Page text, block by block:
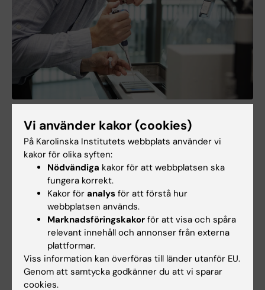
Martin Stenmark
Matin Moche är expert på att kristallisera
proteiner, vilket kan användas för att räkna ut
deras form. Det är ett tålamodsprövande
hantverk för det kan ta upp till två månader
innan en kristall faller ut i någon av de små
mikrobrunnar där en droppe proteinlösning
placeras tillsammans med olika
lösningsmedel.
Genom att använda röntgenstrålning och
Vi använder kakor (cookies)
På Karolinska Institutets webbplats använder vi
kakor för olika syften:
Nödvändiga kakor för att webbplatsen ska
fungera korrekt.
Kakor för analys för att förstå hur
webbplatsen används.
Marknadsföringskakor för att visa och spåra
relevant innehåll och annonser från externa
plattformar.
Viss information kan överföras till länder utanför EU.
Genom att samtycka godkänner du att vi sparar
cookies.